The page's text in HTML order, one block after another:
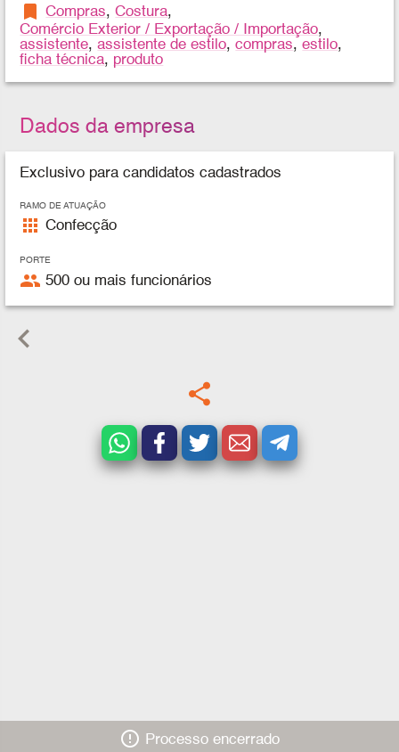
error_outline Processo encerrado
bookmark Compras,Costura,
Comércio Exterior / Exportação / Importação,
assistente,assistente de estilo,compras,estilo,
ficha técnica, produto
Dados da empresa
Exclusivo para candidatos cadastrados
RAMO DE ATUAÇÃO
apps Confecção
PORTE
people 500 ou mais funcionários
keyboard_arrow_left
share